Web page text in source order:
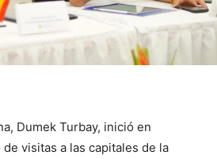
Dumek Turbay, inició en
visitas a las capitales de la